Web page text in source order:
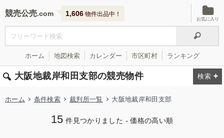
競売公売 1,606 物件出品中！
お気に入り
ホーム 地図検索 カレンダー 市区町村 ランキング
大阪地裁岸和田支部の競売物件
ホーム 条件検索 裁判所一覧 大阪地裁岸和田支部
15 件見つかりました - 価格の高い順